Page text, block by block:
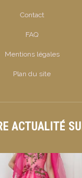
Contact
FAQ
Mentions légales
Plan du site
ACTUALITÉ